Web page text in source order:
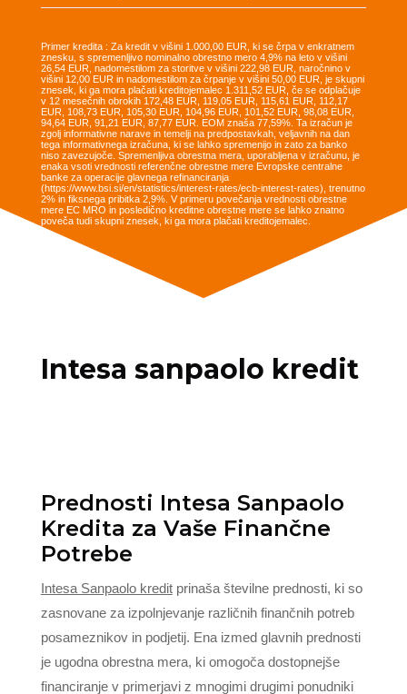
Primer kredita : Za kredit v višini 1.000,00 EUR, ki se črpa v enkratnem
znesku, s spremenljivo nominalno obrestno mero 4,9% na leto v višini
26,54 EUR, nadomestilom za storitve v višini 222,98 EUR, naročnino v
višini 12,00 EUR in nadomestilom za črpanje v višini 50,00 EUR, je skupni
znesek, ki ga mora plačati kreditojemalec 1.311,52 EUR, če se odplačuje
v 12 mesečnih obrokih 172,48 EUR, 119,05 EUR, 115,61 EUR, 112,17
EUR, 108,73 EUR, 105,30 EUR, 104,96 EUR, 101,52 EUR, 98,08 EUR,
94,64 EUR, 91,21 EUR, 87,77 EUR. EOM znaša 77,59%. Ta izračun je
zgolj informativne narave in temelji na predpostavkah, veljavnih na dan
tega informativnega izračuna, ki se lahko spremenijo in zato za banko
niso zavezujoče. Spremenljiva obrestna mera, uporabljena v izračunu, je
enaka vsoti vrednosti referenčne obrestne mere Evropske centralne
banke za operacije glavnega refinanciranja
(https://www.bsi.si/en/statistics/interest-rates/ecb-interest-rates), trenutno
2% in fiksnega pribitka 2,9%. V primeru povečanja vrednosti obrestne
mere EC MRO in posledično kreditne obrestne mere se lahko znatno
poveča tudi skupni znesek, ki ga mora plačati kreditojemalec.
Intesa sanpaolo kredit
Prednosti Intesa Sanpaolo
Kredita za Vaše Finančne
Potrebe
Intesa Sanpaolo kreditprinaša številne prednosti, ki so
zasnovane za izpolnjevanje različnih finančnih potreb
posameznikov in podjetij. Ena izmed glavnih prednosti
je ugodna obrestna mera, ki omogoča dostopnejše
financiranje v primerjavi z mnogimi drugimi ponudniki